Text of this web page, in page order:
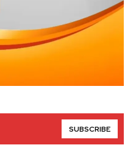
SUBSCRIBE